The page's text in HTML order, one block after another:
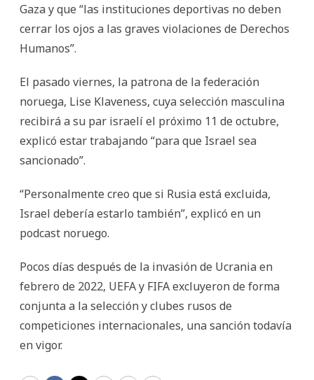
Gaza y que “las instituciones deportivas no deben
cerrar los ojos a las graves violaciones de Derechos
Humanos”.
El pasado viernes, la patrona de la federación
noruega, Lise Klaveness, cuya selección masculina
recibirá a su par israelí el próximo 11 de octubre,
explicó estar trabajando “para que Israel sea
sancionado”.
“Personalmente creo que si Rusia está excluida,
Israel debería estarlo también”, explicó en un
podcast noruego.
Pocos días después de la invasión de Ucrania en
febrero de 2022, UEFA y FIFA excluyeron de forma
conjunta a la selección y clubes rusos de
competiciones internacionales, una sanción todavía
en vigor.